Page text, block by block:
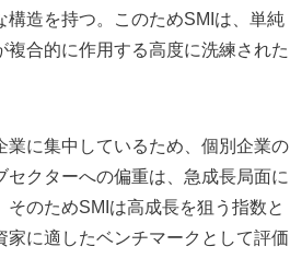
造を持つ。このためSMIは、単純
合的に作用する高度に洗練された
に集中しているため、個別企業の
クターへの偏重は、急成長局面に
のためSMIは高成長を狙う指数と
に適したベンチマークとして評価